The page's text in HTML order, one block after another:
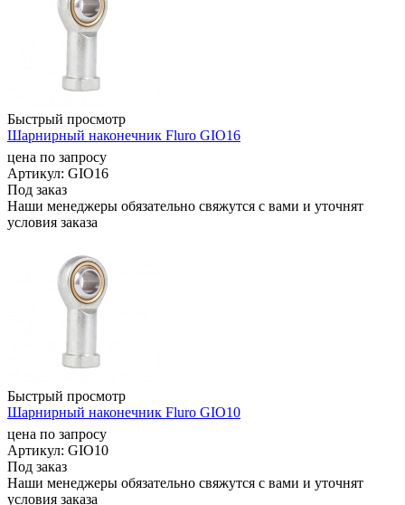
Быстрый просмотр
Шарнирный наконечник Fluro GIO16
цена по запросу
Артикул: GIO16
Под заказ
Наши менеджеры обязательно свяжутся с вами и уточнят
условия заказа
Быстрый просмотр
Шарнирный наконечник Fluro GIO10
цена по запросу
Артикул: GIO10
Под заказ
Наши менеджеры обязательно свяжутся с вами и уточнят
условия заказа